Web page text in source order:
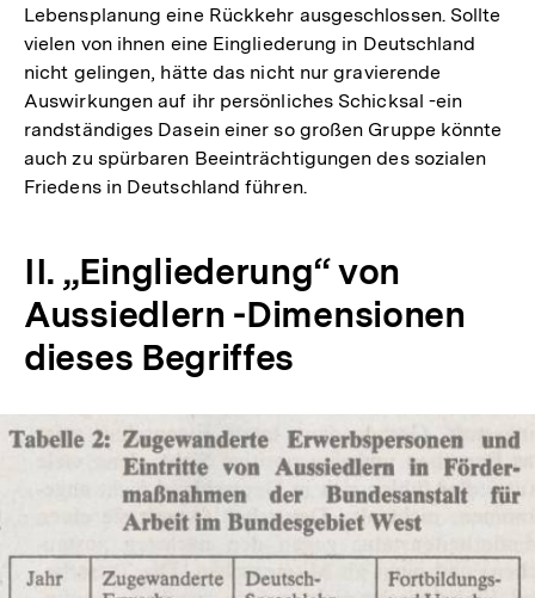
Lebensplanung eine Rückkehr ausgeschlossen. Sollte
vielen von ihnen eine Eingliederung in Deutschland
nicht gelingen, hätte das nicht nur gravierende
Auswirkungen auf ihr persönliches Schicksal -ein
randständiges Dasein einer so großen Gruppe könnte
auch zu spürbaren Beeinträchtigungen des sozialen
Friedens in Deutschland führen.
II. „Eingliederung“ von
Aussiedlern -Dimensionen
dieses Begriffes